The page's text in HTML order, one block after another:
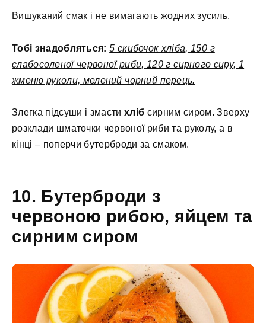
Вишуканий смак і не вимагають жодних зусиль.
Тобі знадобляться: 5 скибочок хліба, 150 г
слабосоленої червоної риби, 120 г сирного сиру, 1
жменю руколи, мелений чорний перець.
Злегка підсуши і змасти хліб сирним сиром. Зверху
розклади шматочки червоної риби та руколу, а в
кінці – поперчи бутерброди за смаком.
10. Бутерброди з
червоною рибою, яйцем та
сирним сиром